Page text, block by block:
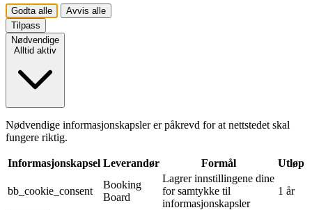
Godta alle
Avvis alle
Tilpass
Nødvendige
Alltid aktiv
Nødvendige informasjonskapsler er påkrevd for at nettstedet skal
fungere riktig.
Informasjonskapsel Leverandør Formål Utløp
bb_cookie_consent
Booking
Board
Lagrer innstillingene dine
for samtykke til
informasjonskapsler
1 år